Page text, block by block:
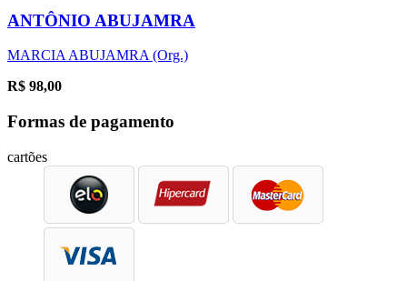
ANTÔNIO ABUJAMRA
MARCIA ABUJAMRA (Org.)
R$ 98,00
Formas de pagamento
cartões